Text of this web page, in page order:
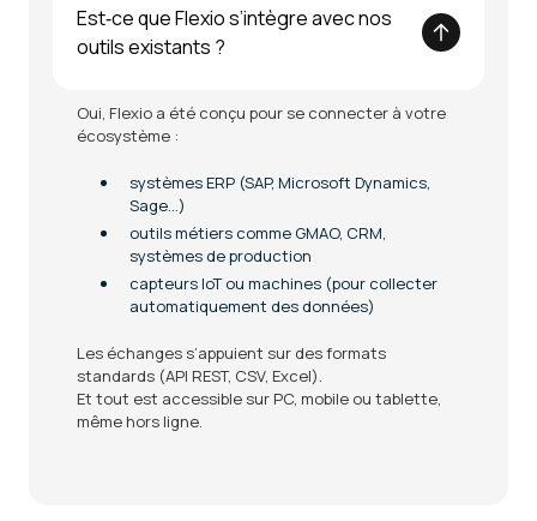
Est‑ce que Flexio s’intègre avec nos
outils existants ?
Oui, Flexio a été conçu pour se connecter à votre
écosystème :
systèmes ERP (SAP, Microsoft Dynamics,
Sage…)
outils métiers comme GMAO, CRM,
systèmes de production
capteurs IoT ou machines (pour collecter
automatiquement des données)
Les échanges s’appuient sur des formats
standards (API REST, CSV, Excel).
Et tout est accessible sur PC, mobile ou tablette,
même hors ligne.